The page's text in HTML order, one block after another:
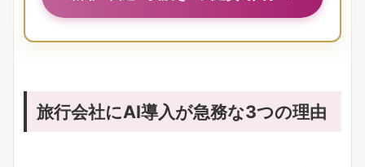
旅行会社にAI導入が急務な3つの理由